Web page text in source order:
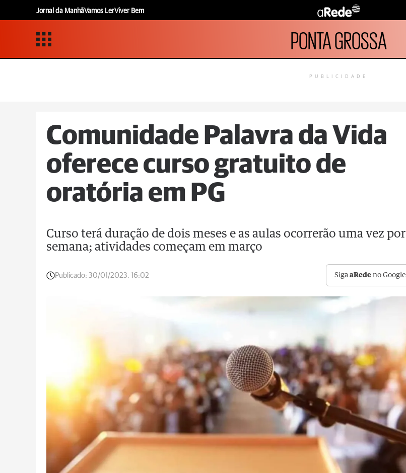
Jornal da ManhãVamos LerViver Bem
PONTA GROSSA
PUBLICIDADE
Comunidade Palavra da Vida
oferece curso gratuito de
oratória em PG
Curso terá duração de dois meses e as aulas ocorrerão uma vez por
semana; atividades começam em março
Publicado: 30/01/2023, 16:02 SigaaRede no Google